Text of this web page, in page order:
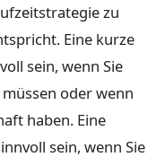
zu
Eine kurze
sein, wenn Sie
oder wenn
haben. Eine
sein, wenn Sie